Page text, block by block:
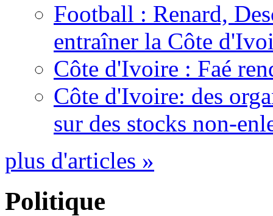
Football : Renard,
entraîner la Côte
Côte d'Ivoire : Faé
Côte d'Ivoire: des
sur des stocks non-
plus d'articles »
Politique